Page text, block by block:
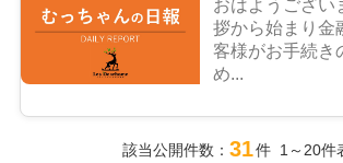
おはようござい
拶から始まり金
客様がお手続き
め...
該当公開件数： 31件 1～20件